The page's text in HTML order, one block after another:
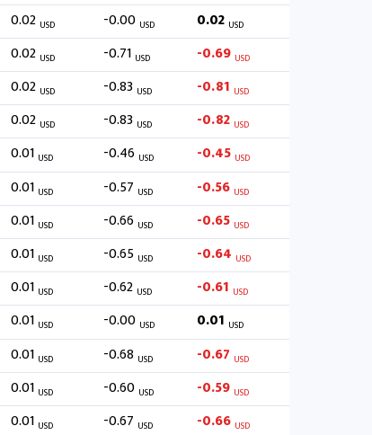
0.02 USD -0.00 USD 0.02 USD
0.02 USD -0.71 USD -0.69 USD
0.02 USD -0.83 USD -0.81 USD
0.02 USD -0.83 USD -0.82 USD
0.01 USD -0.46 USD -0.45 USD
0.01 USD -0.57 USD -0.56 USD
0.01 USD -0.66 USD -0.65 USD
0.01 USD -0.65 USD -0.64 USD
0.01 USD -0.62 USD -0.61 USD
0.01 USD -0.00 USD 0.01 USD
0.01 USD -0.68 USD -0.67 USD
0.01 USD -0.60 USD -0.59 USD
0.01 USD -0.67 USD -0.66 USD